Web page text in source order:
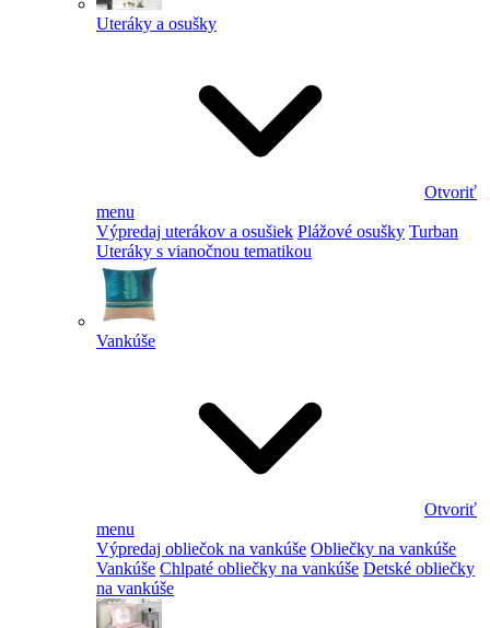
Uteráky a osušky
Otvoriť
menu
Výpredaj uterákov a osušiek Plážové osušky Turban
Uteráky s vianočnou tematikou
Vankúše
Otvoriť
menu
Výpredaj obliečok na vankúše Obliečky na vankúše
Vankúše Chlpaté obliečky na vankúše Detské obliečky
na vankúše